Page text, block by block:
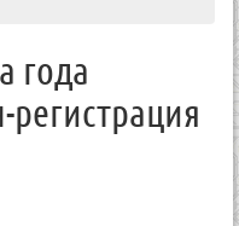
года